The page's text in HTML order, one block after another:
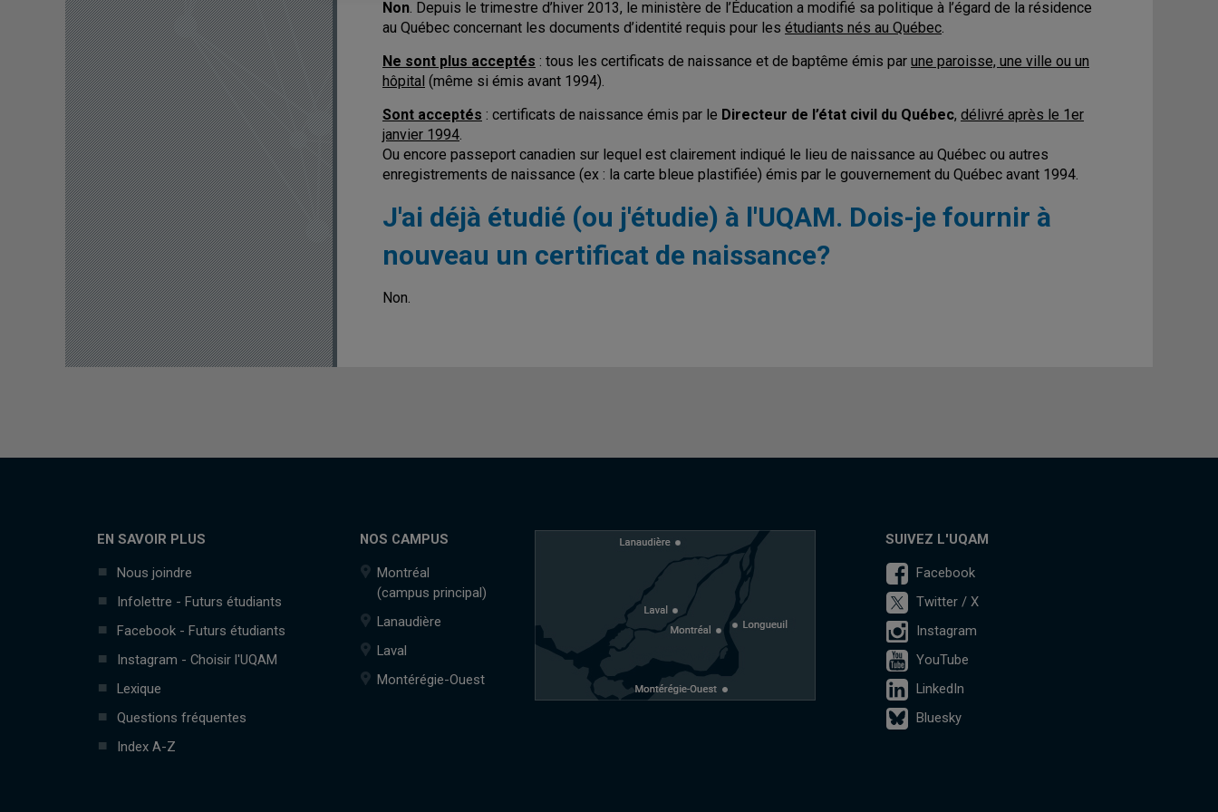
Non. Depuis le trimestre d’hiver 2013, le ministère de l’Éducation a modifié sa politique à l’égard de la résidence
au Québec concernant les documents d’identité requis pour les étudiants nés au Québec.
Ne sont plus acceptés : tous les certificats de naissance et de baptême émis par une paroisse, une ville ou un
hôpital (même si émis avant 1994).
Sont acceptés : certificats de naissance émis par le Directeur de l’état civil du Québec, délivré après le 1er
janvier 1994.
Ou encore passeport canadien sur lequel est clairement indiqué le lieu de naissance au Québec ou autres
enregistrements de naissance (ex : la carte bleue plastifiée) émis par le gouvernement du Québec avant 1994.
J'ai déjà étudié (ou j'étudie) à l'UQAM. Dois-je fournir à
nouveau un certificat de naissance?
Non.
EN SAVOIR PLUS
Nous joindre
Infolettre - Futurs étudiants
Facebook - Futurs étudiants
Instagram - Choisir l'UQAM
Lexique
Questions fréquentes
Index A-Z
NOS CAMPUS
Montréal
(campus principal)
Lanaudière
Laval
Montérégie-Ouest
SUIVEZ L'UQAM
Facebook
Twitter / X
Instagram
YouTube
LinkedIn
Bluesky